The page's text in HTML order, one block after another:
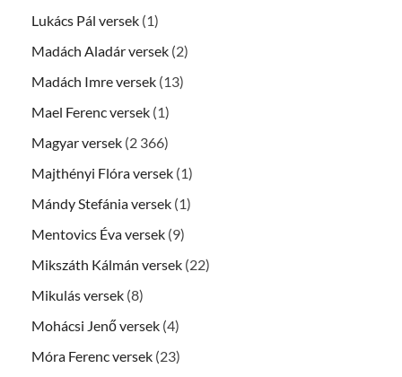
Lukács Pál versek (1)
Madách Aladár versek (2)
Madách Imre versek (13)
Mael Ferenc versek (1)
Magyar versek (2 366)
Majthényi Flóra versek (1)
Mándy Stefánia versek (1)
Mentovics Éva versek (9)
Mikszáth Kálmán versek (22)
Mikulás versek (8)
Mohácsi Jenő versek (4)
Móra Ferenc versek (23)